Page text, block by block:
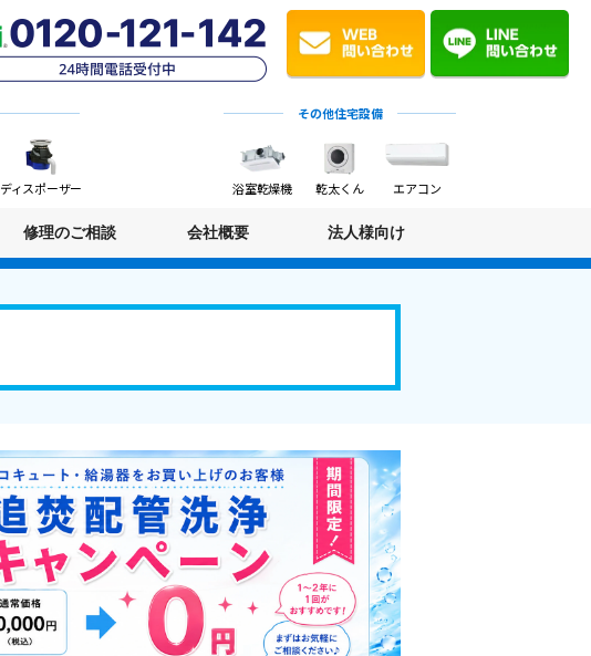
ディスポーザー
その他住宅設備
浴室乾燥機 乾太くん エアコン
修理のご相談 会社概要 法人様向け